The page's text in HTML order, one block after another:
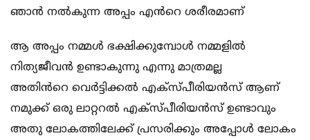
ഞാൻ നൽകുന്ന അപ്പം എൻറെ ശരീരമാണ്
ആ അപ്പം നമ്മൾ ഭക്ഷിക്കുമ്പോൾ നമ്മളിൽ
നിത്യജീവൻ ഉണ്ടാകുന്നു എന്നു മാത്രമല്ല
അതിൻറെ വെർട്ടിക്കൽ എക്സ്പീരിയൻസ് ആണ്
നമുക്ക് ഒരു ലാറ്ററൽ എക്സ്പീരിയൻസ് ഉണ്ടാവും
അതു ലോകത്തിലേക്ക് പ്രസരിക്കും അപ്പോൾ ലോകം